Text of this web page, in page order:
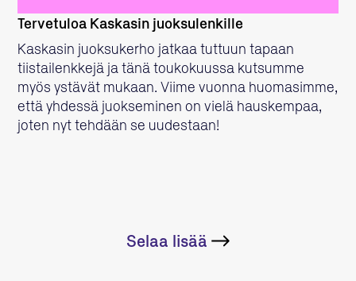
Tervetuloa Kaskasin juoksulenkille
Kaskasin juoksukerho jatkaa tuttuun tapaan
tiistailenkkejä ja tänä toukokuussa kutsumme
myös ystävät mukaan. Viime vuonna huomasimme,
että yhdessä juokseminen on vielä hauskempaa,
joten nyt tehdään se uudestaan!
Selaa lisää